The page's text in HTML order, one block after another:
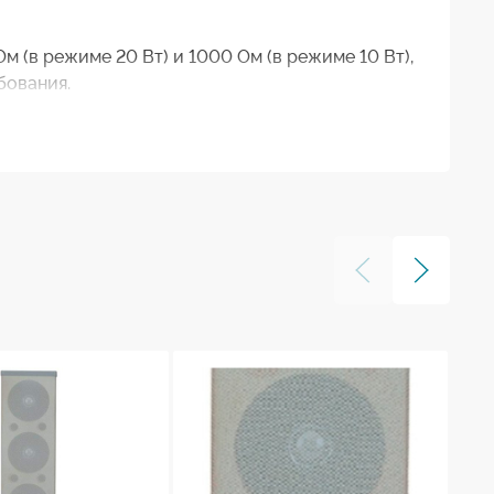
(в режиме 20 Вт) и 1000 Ом (в режиме 10 Вт),
надежность и долговечность.